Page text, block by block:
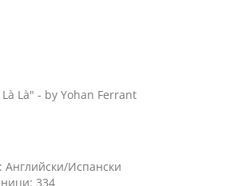
Là" - by Yohan Ferrant
Английски/Испански
334